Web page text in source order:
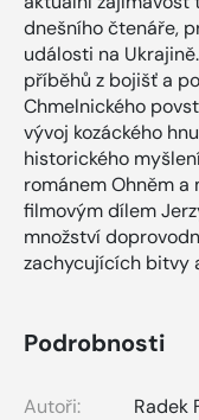
dnešního čtenáře,
události na
příběhů z bojišť a
Chmelnického
vývoj kozáckého
historického
románem Ohněm a
filmovým dílem
množství
zachycujících bitvy
Podrobnosti
Autoři:
Radek